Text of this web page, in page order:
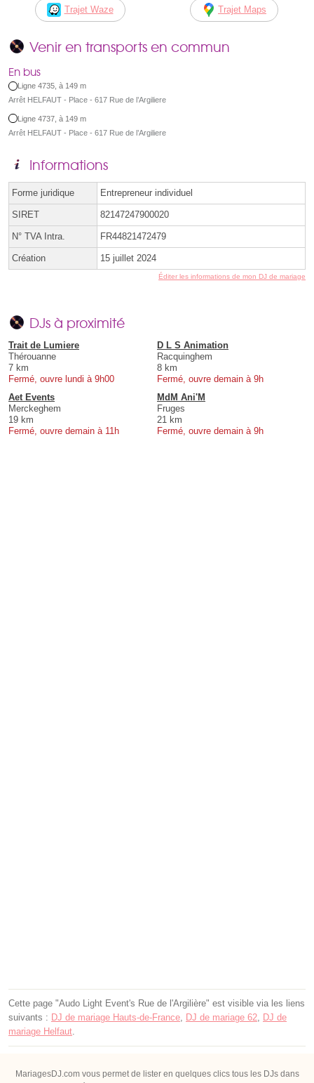
Trajet Waze Trajet Maps
Venir en transports en commun
En bus
Ligne 4735, à 149 m
Arrêt HELFAUT - Place - 617 Rue de l’Argiliere
Ligne 4737, à 149 m
Arrêt HELFAUT - Place - 617 Rue de l’Argiliere
Informations
Forme juridique Entrepreneur individuel
SIRET 82147247900020
N° TVA Intra. FR44821472479
Création 15 juillet 2024
Éditer les informations de mon DJ de mariage
DJs à proximité
Trait de Lumiere
Thérouanne
7 km
Fermé, ouvre lundi à 9h00
D L S Animation
Racquinghem
8 km
Fermé, ouvre demain à 9h
Aet Events
Merckeghem
19 km
Fermé, ouvre demain à 11h
MdM Ani'M
Fruges
21 km
Fermé, ouvre demain à 9h
Cette page "Audo Light Event's Rue de l'Argilière" est visible via les liens
suivants : DJ de mariage Hauts-de-France DJ de mariage 62 DJ de
mariage Helfaut
MariagesDJ.com vous permet de lister en quelques clics tous les DJs dans